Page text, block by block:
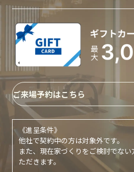
ご来場予約はこちら
《進呈条件》
他社で契約中の方は対象外です。
また、現在家づくりをご検討でな
ただきます。